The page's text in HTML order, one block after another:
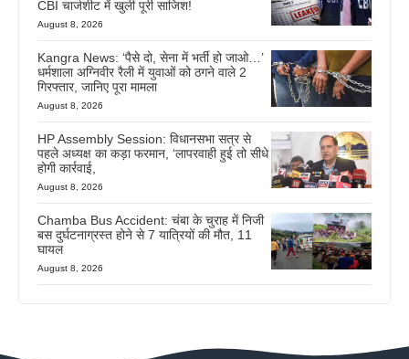
CBI चार्जशीट में खुली पूरी साजिश!
August 8, 2026
Kangra News: ‘पैसे दो, सेना में भर्ती हो जाओ…’
धर्मशाला अग्निवीर रैली में युवाओं को ठगने वाले 2
गिरफ्तार, जानिए पूरा मामला
August 8, 2026
HP Assembly Session: विधानसभा सत्र से
पहले अध्यक्ष का कड़ा फरमान, ‘लापरवाही हुई तो सीधे
होगी कार्रवाई,
August 8, 2026
Chamba Bus Accident: चंबा के चुराह में निजी
बस दुर्घटनाग्रस्त होने से 7 यात्रियों की मौत, 11
घायल
August 8, 2026